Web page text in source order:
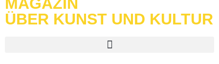
ÜBER KUNST UND KULTUR